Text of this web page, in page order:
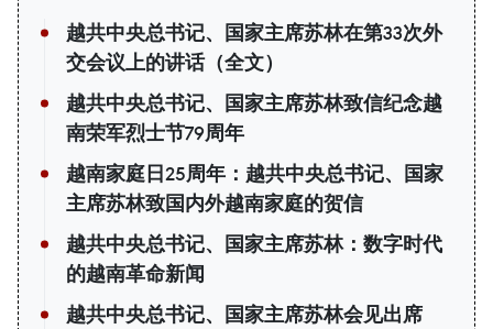
越共中央总书记、国家主席苏林在第33次外
交会议上的讲话（全文）
越共中央总书记、国家主席苏林致信纪念越
南荣军烈士节79周年
越南家庭日25周年：越共中央总书记、国家
主席苏林致国内外越南家庭的贺信
越共中央总书记、国家主席苏林：数字时代
的越南革命新闻
越共中央总书记、国家主席苏林会见出席